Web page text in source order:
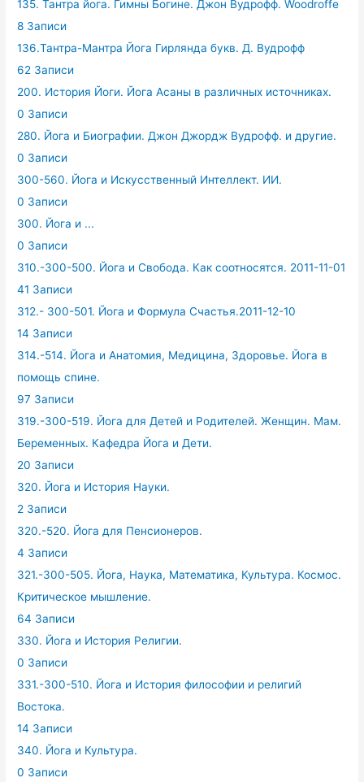
135. Тантра йога. Гимны Богине. Джон Вудрофф. Woodroffe
8 Записи
136.Тантра-Мантра Йога Гирлянда букв. Д. Вудрофф
62 Записи
200. История Йоги. Йога Асаны в различных источниках.
0 Записи
280. Йога и Биографии. Джон Джордж Вудрофф. и другие.
0 Записи
300-560. Йога и Искусственный Интеллект. ИИ.
0 Записи
300. Йога и ...
0 Записи
310.-300-500. Йога и Свобода. Как соотносятся. 2011-11-01
41 Записи
312.- 300-501. Йога и Формула Счастья.2011-12-10
14 Записи
314.-514. Йога и Анатомия, Медицина, Здоровье. Йога в
помощь спине.
97 Записи
319.-300-519. Йога для Детей и Родителей. Женщин. Мам.
Беременных. Кафедра Йога и Дети.
20 Записи
320. Йога и История Науки.
2 Записи
320.-520. Йога для Пенсионеров.
4 Записи
321.-300-505. Йога, Наука, Математика, Культура. Космос.
Критическое мышление.
64 Записи
330. Йога и История Религии.
0 Записи
331.-300-510. Йога и История философии и религий
Востока.
14 Записи
340. Йога и Культура.
0 Записи